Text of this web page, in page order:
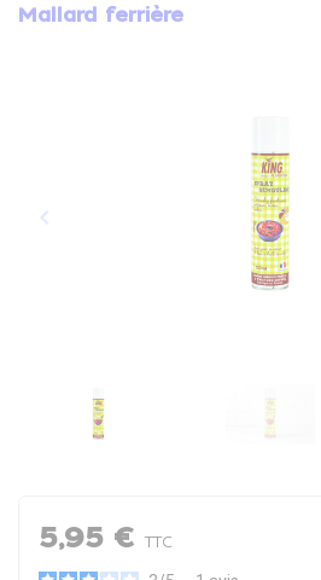
Mallard ferrière
Précédent
keyboard_arrow_left
5,95 € TTC